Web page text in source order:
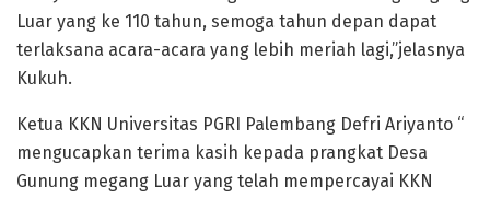
Luar yang ke 110 tahun, semoga tahun depan dapat
terlaksana acara-acara yang lebih meriah lagi,”jelasnya
Kukuh.
Ketua KKN Universitas PGRI Palembang Defri Ariyanto “
mengucapkan terima kasih kepada prangkat Desa
Gunung megang Luar yang telah mempercayai KKN